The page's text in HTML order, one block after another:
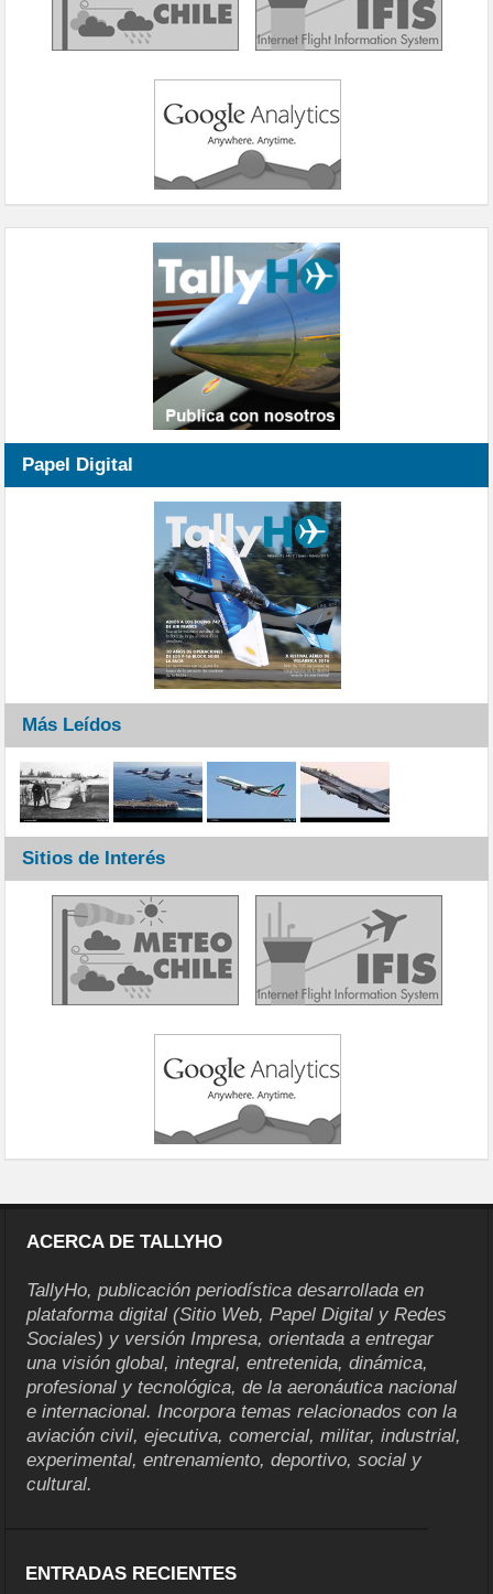
Papel Digital
Más Leídos
Sitios de Interés
ACERCA DE TALLYHO
TallyHo, publicación periodística desarrollada en
plataforma digital (Sitio Web, Papel Digital y Redes
Sociales) y versión Impresa, orientada a entregar
una visión global, integral, entretenida, dinámica,
profesional y tecnológica, de la aeronáutica nacional
e internacional. Incorpora temas relacionados con la
aviación civil, ejecutiva, comercial, militar, industrial,
experimental, entrenamiento, deportivo, social y
cultural.
ENTRADAS RECIENTES